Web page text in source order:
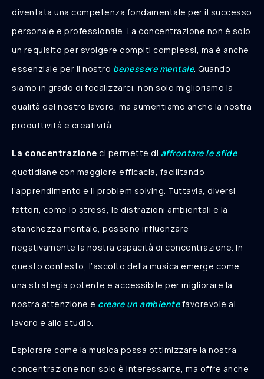
diventata una competenza fondamentale per il successo
personale e professionale. La concentrazione non è solo
un requisito per svolgere compiti complessi, ma è anche
essenziale per il nostro benessere mentale. Quando
siamo in grado di focalizzarci, non solo miglioriamo la
qualità del nostro lavoro, ma aumentiamo anche la nostra
produttività e creatività.
La concentrazione ci permette di affrontare le sfide
quotidiane con maggiore efficacia, facilitando
l’apprendimento e il problem solving. Tuttavia, diversi
fattori, come lo stress, le distrazioni ambientali e la
stanchezza mentale, possono influenzare
negativamente la nostra capacità di concentrazione. In
questo contesto, l’ascolto della musica emerge come
una strategia potente e accessibile per migliorare la
nostra attenzione e creare un ambientefavorevole al
lavoro e allo studio.
Esplorare come la musica possa ottimizzare la nostra
concentrazione non solo è interessante, ma offre anche